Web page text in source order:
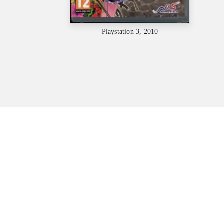
Playstation 3, 2010